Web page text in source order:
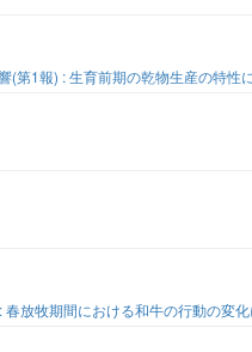
(第1報) : 生育前期の乾物生産の特性
放牧期間における和牛の行動の変